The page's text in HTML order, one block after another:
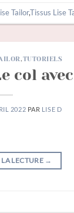
Tailor,Tissus Lise
,TUTORIELS
col
2022 PAR LISE D
LECTURE →